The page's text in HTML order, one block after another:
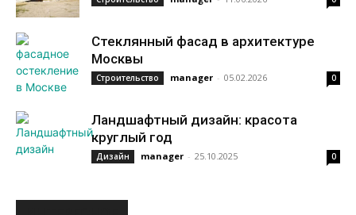
Стеклянный фасад в архитектуре
Москвы
Строительство manager - 05.02.2026 0
Ландшафтный дизайн: красота
круглый год
Дизайн manager - 25.10.2025 0